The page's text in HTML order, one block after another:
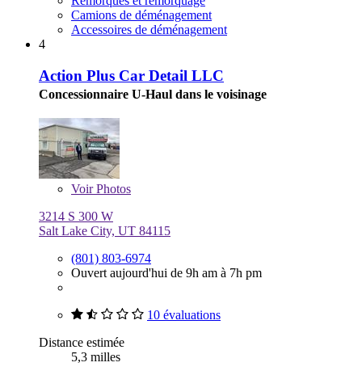
Camions de déménagement
Accessoires de déménagement
4
Action Plus Car Detail LLC
Concessionnaire U-Haul dans le voisinage
VoirPhotos
3214 S 300 W
Salt Lake City, UT 84115
(801) 803-6974
Ouvert aujourd'hui de 9h am à 7h pm
10 évaluations
Distance estimée
5,3 milles